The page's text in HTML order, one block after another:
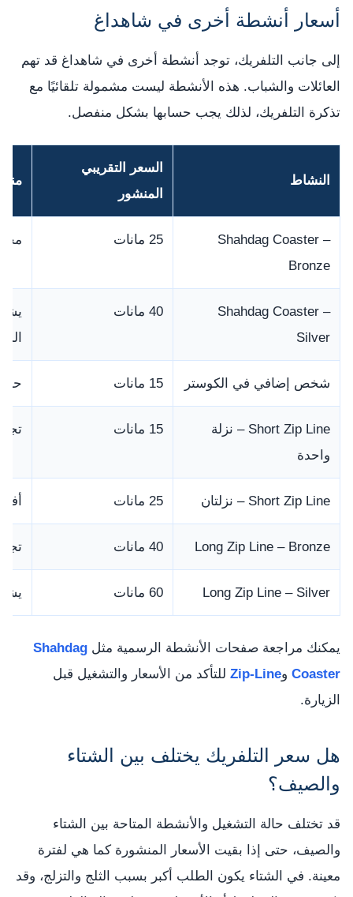
أسعار أنشطة أخرى في شاهداغ
إلى جانب التلفريك، توجد أنشطة أخرى في شاهداغ قد تهم
العائلات والشباب. هذه الأنشطة ليست مشمولة تلقائيًا مع
تذكرة التلفريك، لذلك يجب حسابها بشكل منفصل.
النشاط
السعر التقريبي
المنشور
Shahdag Coaster –
Bronze
25 مانات
Shahdag Coaster –
Silver
40 مانات
شخص إضافي في الكوستر 15 مانات
Short Zip Line – نزلة
واحدة
15 مانات
Short Zip Line – نزلتان 25 مانات
Long Zip Line – Bronze 40 مانات
Long Zip Line – Silver 60 مانات
يمكنك مراجعة صفحات الأنشطة الرسمية مثل Shahdag
Coaster وZip-Line للتأكد من الأسعار والتشغيل قبل
الزيارة.
هل سعر التلفريك يختلف بين الشتاء
والصيف؟
قد تختلف حالة التشغيل والأنشطة المتاحة بين الشتاء
والصيف، حتى إذا بقيت الأسعار المنشورة كما هي لفترة
معينة. في الشتاء يكون الطلب أكبر بسبب الثلج والتزلج، وقد